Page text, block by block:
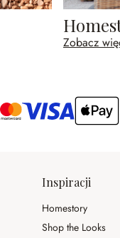
Zobacz
Inspiracji
Homestory
Shop the Looks